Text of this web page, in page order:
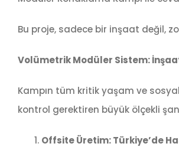
Bu proje, sadece bir inşaat değil,
Volümetrik Modüler Sistem:
Kampın tüm kritik yaşam ve
kontrol gerektiren büyük ölçekli
Offsite Üretim: Türkiye’de